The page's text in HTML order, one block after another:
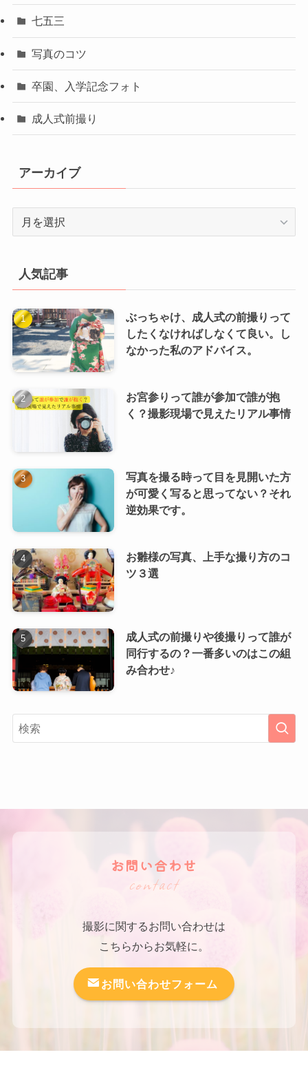
七五三
写真のコツ
卒園、入学記念フォト
成人式前撮り
アーカイブ
ブ
人気記事
ぶっちゃけ、成人式の前撮りって
したくなければしなくて良い。し
なかった私のアドバイス。
お宮参りって誰が参加で誰が抱
く？撮影現場で見えたリアル事情
写真を撮る時って目を見開いた方
が可愛く写ると思ってない？それ
逆効果です。
お雛様の写真、上手な撮り方のコ
ツ３選
成人式の前撮りや後撮りって誰が
同行するの？一番多いのはこの組
み合わせ♪
お問い合わせ
contact
撮影に関するお問い合わせは
こちらからお気軽に。
お問い合わせフォーム